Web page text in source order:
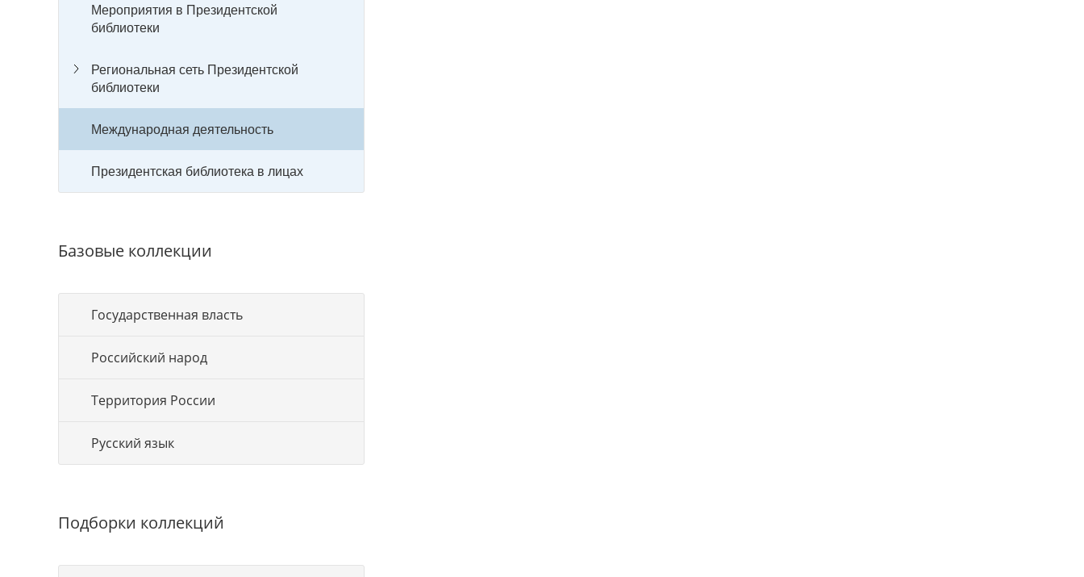
Мероприятия в Президентской
библиотеки
Региональная сеть Президентской
библиотеки
Международная деятельность
Президентская библиотека в лицах
Базовые коллекции
Государственная власть
Российский народ
Территория России
Русский язык
Подборки коллекций